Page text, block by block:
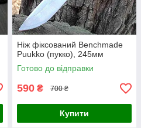
Ніж фіксований Benchmade
Puukko (пукко), 245мм
Готово до відправки
590 ₴ 700 ₴
Купити